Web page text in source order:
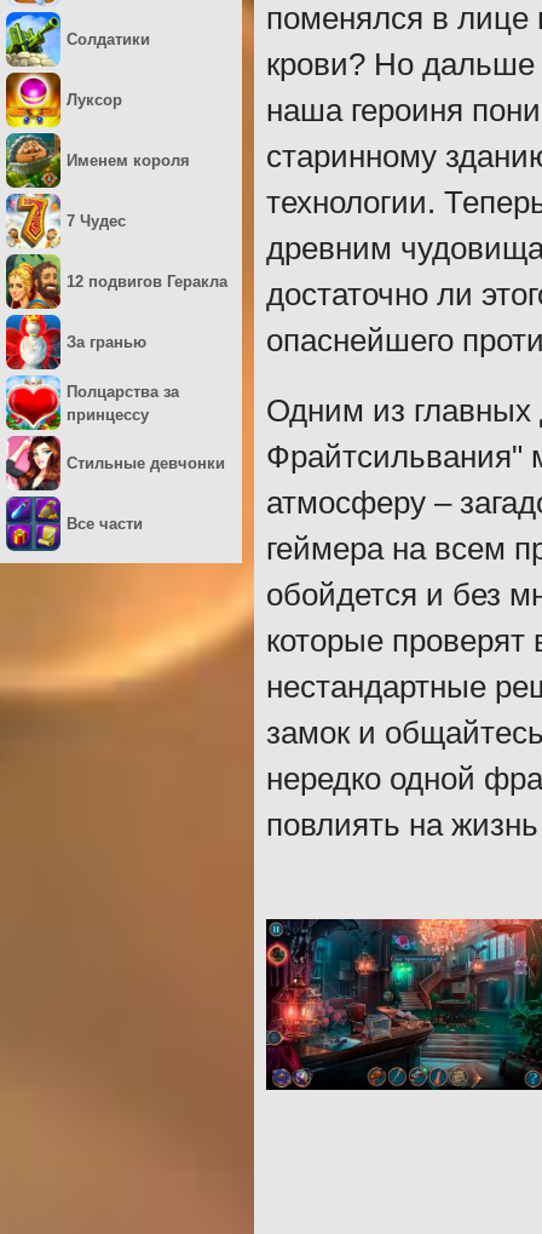
поменялся в лице
крови? Но дальше
наша героиня
старинному
технологии.
древним
достаточно ли
опаснейшего
Одним из
Фрайтсильвания"
атмосферу –
геймера на всем
обойдется и без
которые
нестандартные
замок и
нередко одной
повлиять на жизнь
Солдатики
Луксор
Именем короля
7 Чудес
12 подвигов Геракла
За гранью
Полцарства за
принцессу
Стильные девчонки
Все части